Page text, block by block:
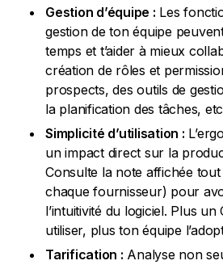
Gestion d’équipe : Les
gestion de ton équipe
temps et t’aider à mieux
création de rôles et
prospects, des outils de
la planification des tâches,
Simplicité d’utilisation :
un impact direct sur la
Consulte la note affichée
chaque fournisseur) pour
l’intuitivité du logiciel. Plus un
utiliser, plus ton équipe
Tarification : Analyse non